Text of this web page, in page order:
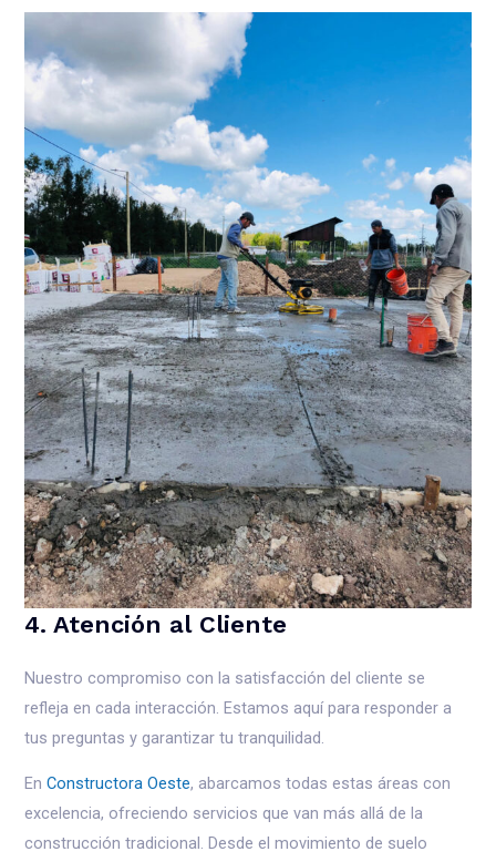
4. Atención al Cliente
Nuestro compromiso con la satisfacción del cliente se
refleja en cada interacción. Estamos aquí para responder a
tus preguntas y garantizar tu tranquilidad.
EnConstructora Oeste, abarcamos todas estas áreas con
excelencia, ofreciendo servicios que van más allá de la
construcción tradicional. Desde el movimiento de suelo